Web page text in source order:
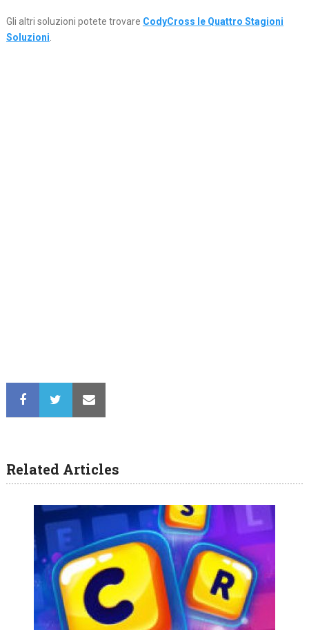
Gli altri soluzioni potete trovare CodyCross le Quattro Stagioni
Soluzioni.
Related Articles